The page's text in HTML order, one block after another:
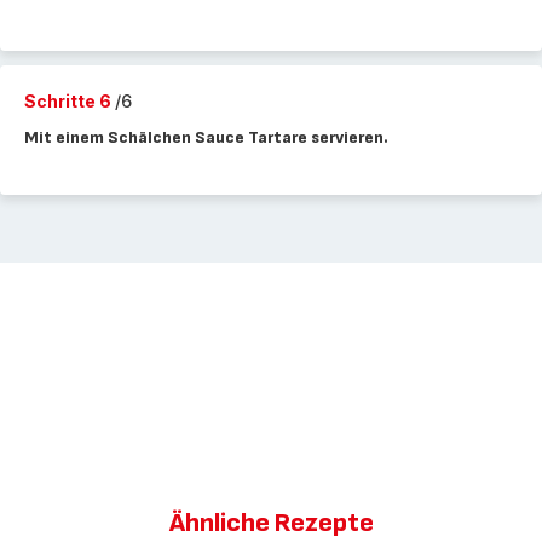
Schritte 6 /6
Mit einem Schälchen Sauce Tartare servieren.
Ähnliche Rezepte